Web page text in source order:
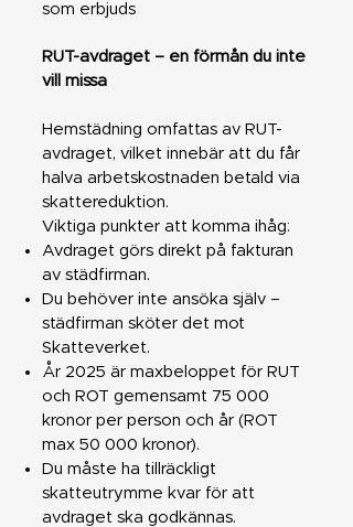
som erbjuds
RUT-avdraget – en förmån du inte
vill missa
Hemstädning omfattas av RUT-
avdraget, vilket innebär att du får
halva arbetskostnaden betald via
skattereduktion.
Viktiga punkter att komma ihåg:
Avdraget görs direkt på fakturan
av städfirman.
Du behöver inte ansöka själv –
städfirman sköter det mot
Skatteverket.
År 2025 är maxbeloppet för RUT
och ROT gemensamt 75 000
kronor per person och år (ROT
max 50 000 kronor).
Du måste ha tillräckligt
skatteutrymme kvar för att
avdraget ska godkännas.